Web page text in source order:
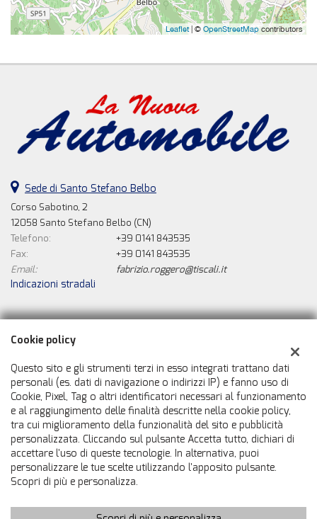
Leaflet| © OpenStreetMapcontributors
Sede di Santo Stefano Belbo
Corso Sabotino, 2
12058 Santo Stefano Belbo (CN)
Telefono:
+39 0141 843535
Fax:
+39 0141 843535
Email:
fabrizio.roggero@tiscali.it
Indicazioni stradali
Dati fiscali:
La Nuova Automobile Di Roggero Fabrizio
Corso Sabotino, 2, Santo Stefano Belbo (CN)
C.F/P.IVA:01120220056
Registro delle imprese:CN
Cookie policy
Questo sito e gli strumenti terzi in esso integrati trattano dati
personali (es. dati di navigazione o indirizzi IP) e fanno uso di
Cookie, Pixel, Tag o altri identificatori necessari al funzionamento
e al raggiungimento delle finalità descritte nella cookie policy,
tra cui miglioramento della funzionalità del sito e pubblicità
personalizzata. Cliccando sul pulsante Accetta tutto, dichiari di
accettare l'uso di queste tecnologie. In alternativa, puoi
personalizzare le tue scelte utilizzando l'apposito pulsante.
Scopri di più e personalizza.